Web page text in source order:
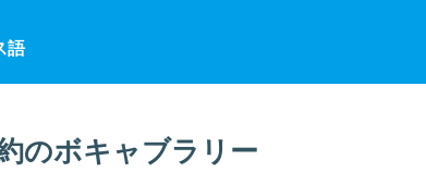
語
のボキャブラリー